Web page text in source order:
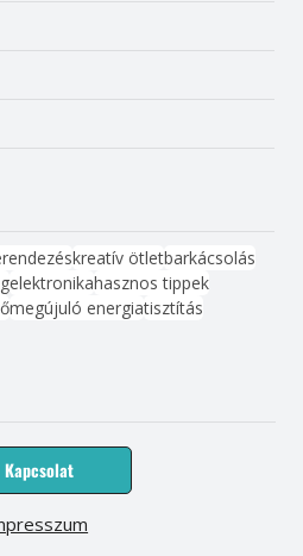
kreatív ötletbarkácsolás
elektronikahasznos tippek
megújuló energiatisztítás
Kapcsolat